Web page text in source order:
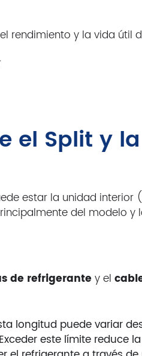
rendimiento y la vida útil
el Split y
estar la unidad interior
del modelo
de refrigerantey el
longitud puede variar
este límite reduce